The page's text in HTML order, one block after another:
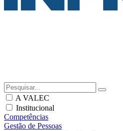
A VALEC
Institucional
Competências
Gestão de Pessoas